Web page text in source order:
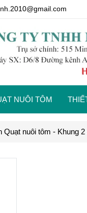
NUÔI TÔM
Quạt nuôi tôm - Khung